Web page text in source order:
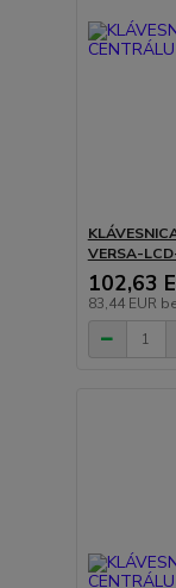
VERSA-
102,63
83,44 EUR